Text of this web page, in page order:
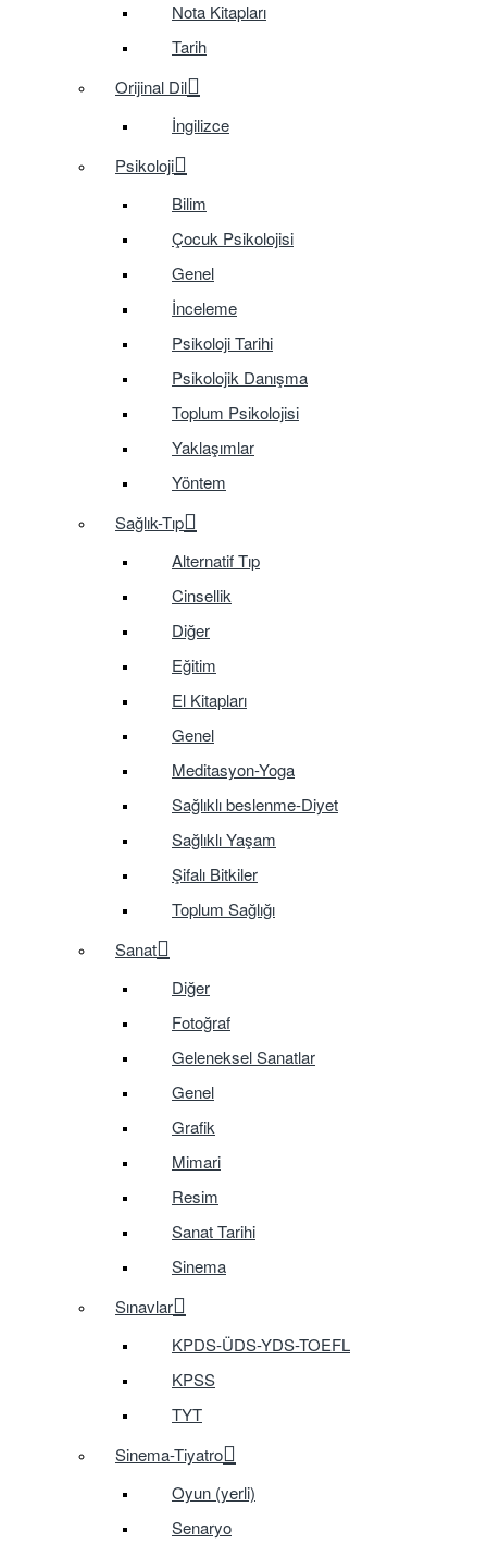
Nota Kitapları
Tarih
Orijinal Dil
İngilizce
Psikoloji
Bilim
Çocuk Psikolojisi
Genel
İnceleme
Psikoloji Tarihi
Psikolojik Danışma
Toplum Psikolojisi
Yaklaşımlar
Yöntem
Sağlık-Tıp
Alternatif Tıp
Cinsellik
Diğer
Eğitim
El Kitapları
Genel
Meditasyon-Yoga
Sağlıklı beslenme-Diyet
Sağlıklı Yaşam
Şifalı Bitkiler
Toplum Sağlığı
Sanat
Diğer
Fotoğraf
Geleneksel Sanatlar
Genel
Grafik
Mimari
Resim
Sanat Tarihi
Sinema
Sınavlar
KPDS-ÜDS-YDS-TOEFL
KPSS
TYT
Sinema-Tiyatro
Oyun (yerli)
Senaryo